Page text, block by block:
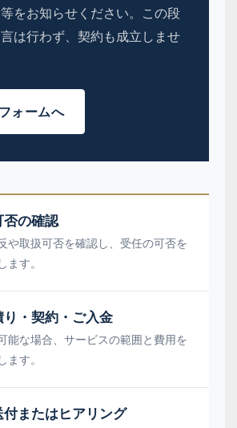
をお知らせください。この段
は行わず、契約も成立しませ
ォームへ
否の確認
や取扱可否を確認し、受任の可否を
ます。
り・契約・ご入金
能な場合、サービスの範囲と費用を
ます。
付またはヒアリング